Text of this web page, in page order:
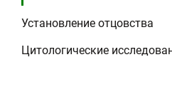
Установление отцовства
Цитологические